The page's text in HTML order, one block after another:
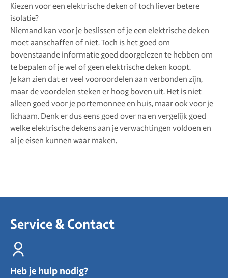
Kiezen voor een elektrische deken of toch liever betere
isolatie?
Niemand kan voor je beslissen of je een elektrische deken
moet aanschaffen of niet. Toch is het goed om
bovenstaande informatie goed doorgelezen te hebben om
te bepalen of je wel of geen elektrische deken koopt.
Je kan zien dat er veel vooroordelen aan verbonden zijn,
maar de voordelen steken er hoog boven uit. Het is niet
alleen goed voor je portemonnee en huis, maar ook voor je
lichaam. Denk er dus eens goed over na en vergelijk goed
welke elektrische dekens aan je verwachtingen voldoen en
al je eisen kunnen waar maken.
Service & Contact
Heb je hulp nodig?